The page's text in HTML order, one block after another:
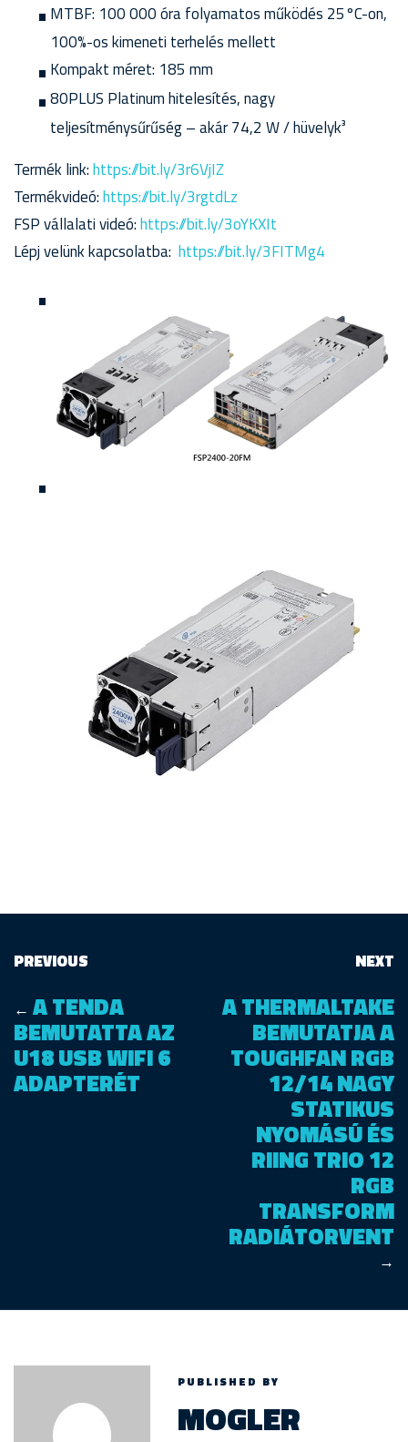
MTBF: 100 000 óra folyamatos működés 25°C-on,
100%-os kimeneti terhelés mellett
Kompakt méret: 185 mm
80PLUS Platinum hitelesítés, nagy
teljesítménysűrűség – akár 74,2 W / hüvelyk³
Termék link:https://bit.ly/3r6VjIZ
Termékvideó:https://bit.ly/3rgtdLz
FSP vállalati videó:https://bit.ly/3oYKXIt
Lépj velünk kapcsolatba: https://bit.ly/3FITMg4
PREVIOUS
← A TENDA
BEMUTATTA AZ
U18 USB WIFI 6
ADAPTERÉT
NEXT
A THERMALTAKE
BEMUTATJA A
TOUGHFAN RGB
12/14 NAGY
STATIKUS
NYOMÁSÚ ÉS
RIING TRIO 12
RGB
TRANSFORM
RADIÁTORVENT
→
PUBLISHED BY
MOGLER